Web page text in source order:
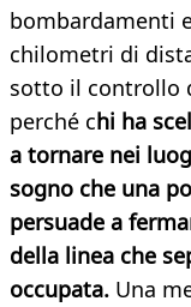
bombardamenti
chilometri di
sotto il controllo
perché chi ha
a tornare nei
sogno che una
persuade a
della linea che
occupata. Una